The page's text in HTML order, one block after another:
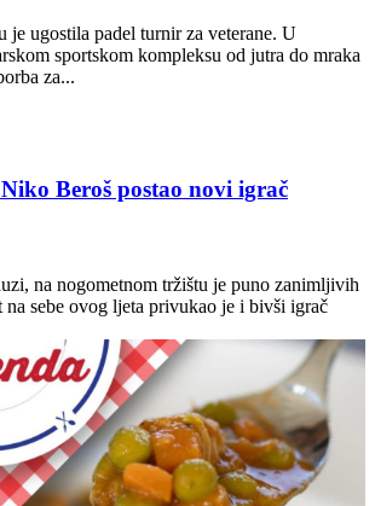
je ugostila padel turnir za veterane. U
sportskom kompleksu od jutra do mraka
za...
Beroš postao novi igrač
na nogometnom tržištu je puno zanimljivih
na sebe ovog ljeta privukao je i bivši igrač